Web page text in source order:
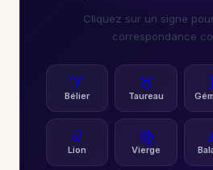
Cliquez sur un signe
correspondance
♈
Bélier
♉
Taureau
♌
Lion
♍
Vierge